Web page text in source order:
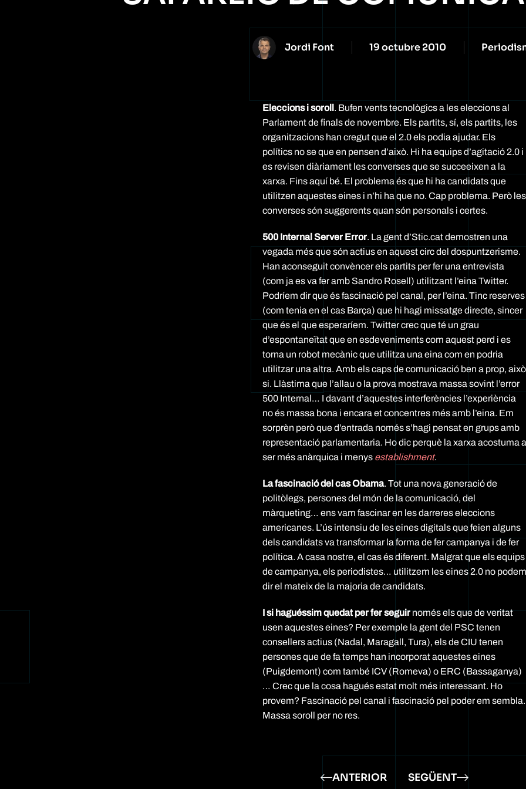
Jordi Font 19 octubre 2010
Eleccions i soroll . Bufen vents tecnològics a les eleccions al
Parlament de finals de novembre. Els partits, sí, els partits, les
organitzacions han cregut que el 2.0 els podia ajudar. Els
polítics no se que en pensen d’això. Hi ha equips d’agitació 2.0 i
es revisen diàriament les converses que se succeeixen a la
xarxa. Fins aquí bé. El problema és que hi ha candidats que
utilitzen aquestes eines i n’hi ha que no. Cap problema. Però les
converses són suggerents quan són personals i certes.
500 Internal Server Error. La gent d’Stic.cat demostren una
vegada més que són actius en aquest circ del dospuntzerisme.
Han aconseguit convèncer els partits per fer una entrevista
(com ja es va fer amb Sandro Rosell) utilitzant l’eina Twitter.
Podríem dir que és fascinació pel canal, per l’eina. Tinc reserves
(com tenia en el cas Barça) que hi hagi missatge directe, sincer
que és el que esperaríem. Twitter crec que té un grau
d’espontaneïtat que en esdeveniments com aquest perd i es
torna un robot mecànic que utilitza una eina com en podria
utilitzar una altra. Amb els caps de comunicació ben a prop, això
si. Llàstima que l’allau o la prova mostrava massa sovint l’error
500 Internal… I davant d’aquestes interferències l’experiència
no és massa bona i encara et concentres més amb l’eina. Em
sorprèn però que d’entrada només s’hagi pensat en grups amb
representació parlamentaria. Ho dic perquè la xarxa acostuma a
ser més anàrquica i menys establishment.
La fascinació del cas Obama. Tot una nova generació de
politòlegs, persones del món de la comunicació, del
màrqueting… ens vam fascinar en les darreres eleccions
americanes. L’ús intensiu de les eines digitals que feien alguns
dels candidats va transformar la forma de fer campanya i de fer
política. A casa nostre, el cas és diferent. Malgrat que els equips
de campanya, els periodistes… utilitzem les eines 2.0 no podem
dir el mateix de la majoria de candidats.
I si haguéssim quedat per fer seguirnomés els que de veritat
usen aquestes eines? Per exemple la gent del PSC tenen
consellers actius (Nadal, Maragall, Tura), els de CIU tenen
persones que de fa temps han incorporat aquestes eines
(Puigdemont) com també ICV (Romeva) o ERC (Bassaganya)
… Crec que la cosa hagués estat molt més interessant. Ho
provem? Fascinació pel canal i fascinació pel poder em sembla.
Massa soroll per no res.
ANTERIOR SEGÜENT